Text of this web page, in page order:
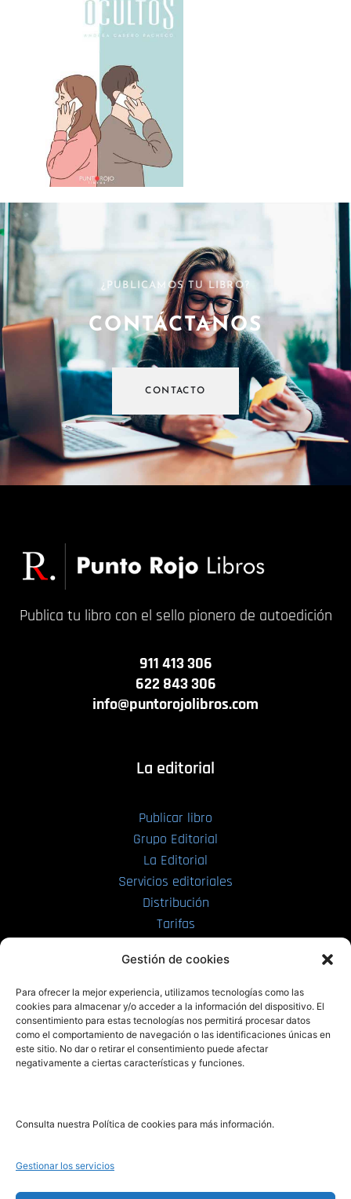
Gestión de cookies
Para ofrecer la mejor experiencia, utilizamos tecnologías como las
cookies para almacenar y/o acceder a la información del dispositivo. El
consentimiento para estas tecnologías nos permitirá procesar datos
como el comportamiento de navegación o las identificaciones únicas en
este sitio. No dar o retirar el consentimiento puede afectar
negativamente a ciertas características y funciones.
Consulta nuestra Política de cookies para más información.
Gestionar los servicios
¿PUBLICAMOS TU LIBRO?
CONTÁCTANOS
CONTACTO
Publica tu libro con el sello pionero de autoedición
911 413 306
622 843 306
info@puntorojolibros.com
La editorial
Publicar libro
Grupo Editorial
La Editorial
Servicios editoriales
Distribución
Tarifas
PRL | Films
PRL | Play
PRL | LAB
Noticias